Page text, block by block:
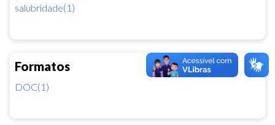
salubridade(1)
Formatos
DOC(1)